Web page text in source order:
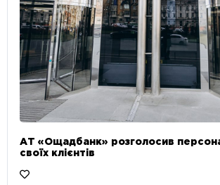
АТ «Ощадбанк» розголосив
своїх клієнтів